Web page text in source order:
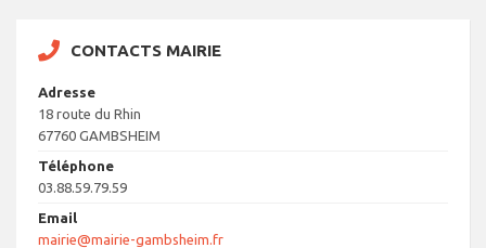
CONTACTS MAIRIE
Adresse
18 route du Rhin
67760 GAMBSHEIM
Téléphone
03.88.59.79.59
Email
mairie@mairie-gambsheim.fr